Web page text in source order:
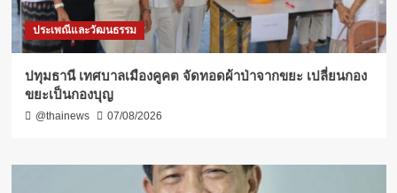
ประเพณีและวัฒนธรรม
ปทุมธานี เทศบาลเมืองคูคต จัดทอดผ้าป่าจากขยะ เปลี่ยนกอง
ขยะเป็นกองบุญ
@thainews 07/08/2026